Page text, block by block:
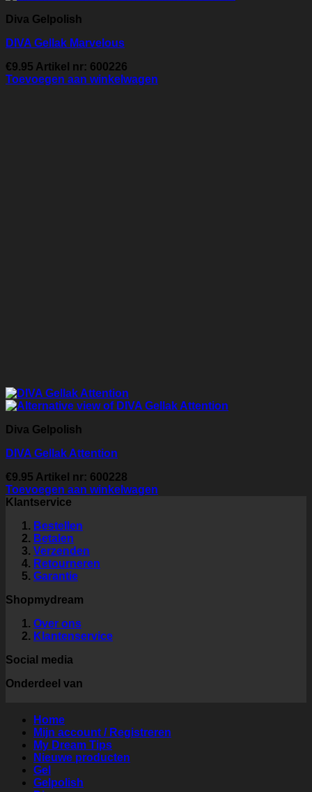
Diva Gelpolish
DIVA Gellak Marvelous
€9.95 Artikel nr: 600226
Toevoegen aan winkelwagen
Diva Gelpolish
DIVA Gellak Attention
€9.95 Artikel nr: 600228
Toevoegen aan winkelwagen
Klantservice
Bestellen
Betalen
Verzenden
Retourneren
Garantie
Shopmydream
Over ons
Klantenservice
Social media
Onderdeel van
Home
Mijn account / Registreren
My Dream Tips
Nieuwe producten
Gel
Gelpolish